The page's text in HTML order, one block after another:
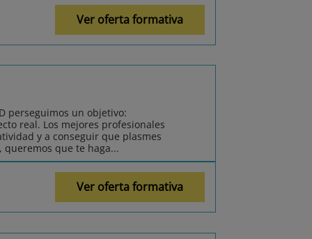
Ver oferta formativa
perseguimos un objetivo:
real. Los mejores profesionales
y a conseguir que plasmes
que te haga...
Ver oferta formativa